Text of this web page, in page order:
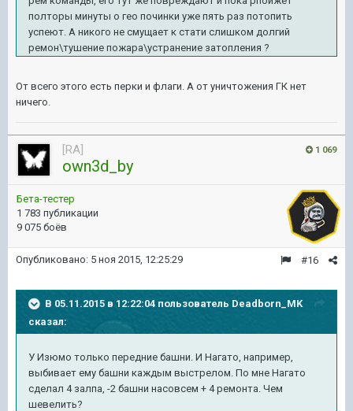
полторы минуты о гео починки уже пять раз потопить
успеют. А никого не смущает к стати слишком долгий
ремон\тушение пожара\устранение затопления ?
От всего этого есть перки и флаги. А от уничтожения ГК нет
ничего.
1 069
[RA]
own3d_by
Бета-тестер
1 783 публикации
9 075 боёв
#16
Опубликовано: 5 ноя 2015, 12:25:29
В 05.11.2015 в 12:22:04 пользователь Deadborn_MK
сказал:
У Изюмо только передние башни. И Нагато, например,
выбивает ему башни каждым выстрелом. По мне Нагато
сделал 4 залпа, -2 башни насовсем + 4 ремонта. Чем
шевелить?